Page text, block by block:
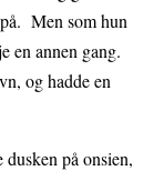
Men som hun
en annen gang.
og hadde en
på onsien,